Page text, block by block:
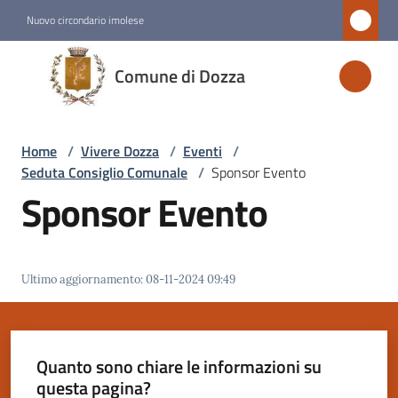
Nuovo circondario imolese
Comune di Dozza
Comune
di
Dozza
Novità
Servizi
Vivere
Dozza
Menu selezionato
Home / Vivere Dozza / Eventi /
Seduta Consiglio Comunale / Sponsor Evento
Sponsor Evento
Ultimo aggiornamento:08-11-2024 09:49
Quanto sono chiare le informazioni su
questa pagina?